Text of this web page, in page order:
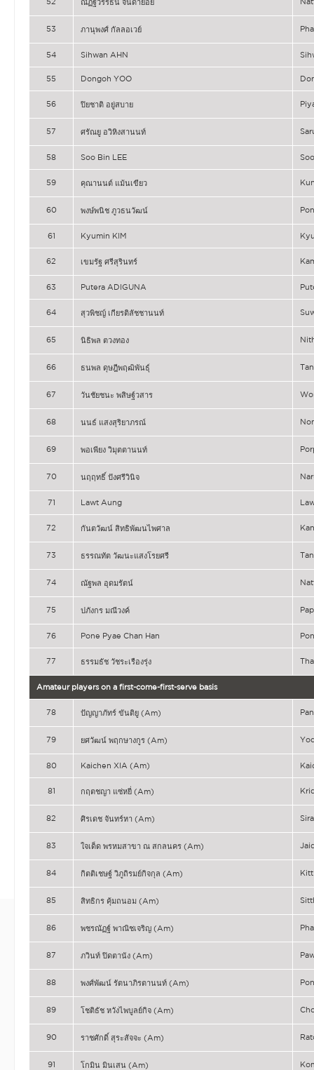
ณัฏฐวรรธน์ จินดาย้อย
53 ภานุพงศ์ กัลลอเวย์
54 Sihwan AHN
55 Dongoh YOO
56 ปิยชาติ อยู่สบาย
57 ศรัณยู อวิหิงสานนท์
58 Soo Bin LEE
59 คุณานนต์ แม้นเขียว
60 พงษ์พนิช ภูวธนวัฒน์
61 Kyumin KIM
62 เขมรัฐ ศรีสุรินทร์
63 Putera ADIGUNA
64 สุวพิชญ์ เกียรติลัชชานนท์
65 นิธิพล ตวงทอง
66 ธนพล ดุษฎีพฤฒิพันธุ์
67 วันชัยชนะ พสิษฐ์วสาร
68 นนธ์ แสงสุริยาภรณ์
69 พอเพียง วิมุตตานนท์
70 นฤฤทธิ์ ปังศรีวินิจ
71 Lawt Aung
72 กันตวัฒน์ สิทธิพัฒนไพศาล
73 ธรรณทัต วัฒนะแสงโรยศรี
74 ณัฐพล อุดมรัตน์
75 ปภังกร มณีวงค์
76 Pone Pyae Chan Han
77 ธรรมธัช วัชระเรืองรุ่ง
Amateur players on a first-come-first-serve basis
78 ปัญญาภัทร์ ขันติยู (Am)
79 ยศวัฒน์ พฤกษางกูร (Am)
80 Kaichen XIA (Am)
81 กฤตชญา แซ่หยี่ (Am)
82 ศิรเดช จันทร์หา (Am)
83 ใจเด็ด พรหมสาขา ณ สกลนคร (Am)
84 กิตติเชษฐ์ วิภูถิรมย์กิจกุล (Am)
85 สิทธิกร คุ้มถนอม (Am)
86 พชรณัฏฐ์ พาณิชเจริญ (Am)
87 ภวินท์ ปิดตานัง (Am)
88 พงศ์พัฒน์ รัตนาภิรตานนท์ (Am)
89 โชติธัช หวังไพบูลย์กิจ (Am)
90 ราชศักดิ์ สุระสัจจะ (Am)
91 โกมิน มินเสน (Am)